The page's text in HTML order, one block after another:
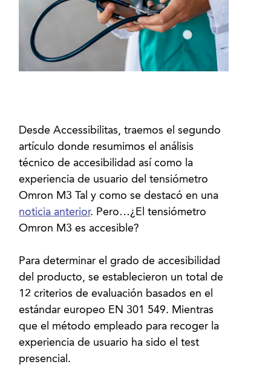
Desde Accessibilitas, traemos el segundo
artículo donde resumimos el análisis
técnico de accesibilidad así como la
experiencia de usuario del tensiómetro
Omron M3 Tal y como se destacó en una
noticia anterior. Pero…¿El tensiómetro
Omron M3 es accesible?
Para determinar el grado de accesibilidad
del producto, se establecieron un total de
12 criterios de evaluación basados en el
estándar europeo EN 301 549. Mientras
que el método empleado para recoger la
experiencia de usuario ha sido el test
presencial.